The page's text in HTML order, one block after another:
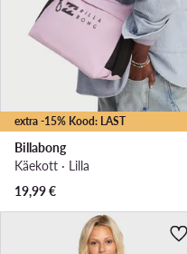
extra -15% Kood: LAST
Billabong
Käekott · Lilla
19,99€